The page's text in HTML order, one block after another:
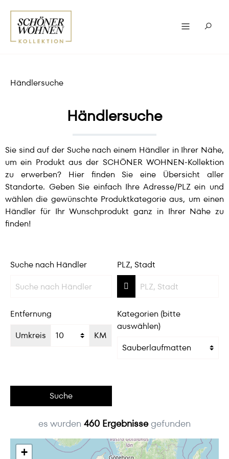
Händlersuche
Händlersuche
Sie sind auf der Suche nach einem Händler in Ihrer Nähe,
um ein Produkt aus der SCHÖNER WOHNEN-Kollektion
zu erwerben? Hier finden Sie eine Übersicht aller
Standorte. Geben Sie einfach Ihre Adresse/PLZ ein und
wählen die gewünschte Produktkategorie aus, um einen
Händler für Ihr Wunschprodukt ganz in Ihrer Nähe zu
finden!
Suche nach Händler PLZ, Stadt
Entfernung
Umkreis
KM
Kategorien (bitte
auswählen)
Suche
es wurden 460 Ergebnissegefunden
+